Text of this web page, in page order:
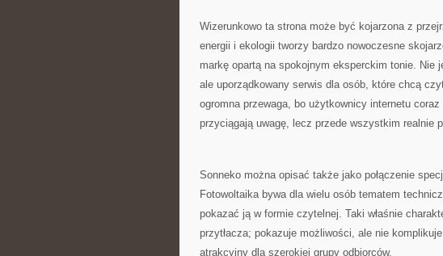
Wizerunkowo ta strona może być kojarzona z
energii i ekologii tworzy bardzo nowoczesne
markę opartą na spokojnym eksperckim tonie. Nie
ale uporządkowany serwis dla osób, które chcą
ogromna przewaga, bo użytkownicy internetu
przyciągają uwagę, lecz przede wszystkim realnie
Sonneko można opisać także jako połączenie
Fotowoltaika bywa dla wielu osób tematem
pokazać ją w formie czytelnej. Taki właśnie
przytłacza; pokazuje możliwości, ale nie
atrakcyjny dla szerokiej grupy odbiorców.